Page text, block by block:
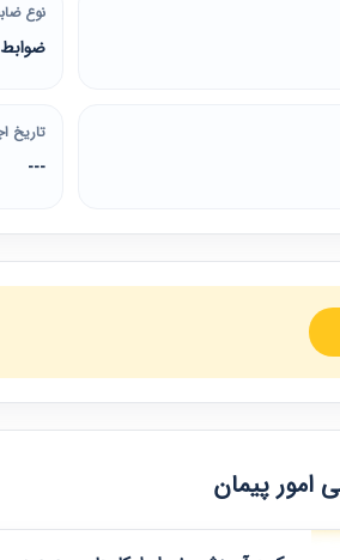
نوع
تاریخ
---
پیمان